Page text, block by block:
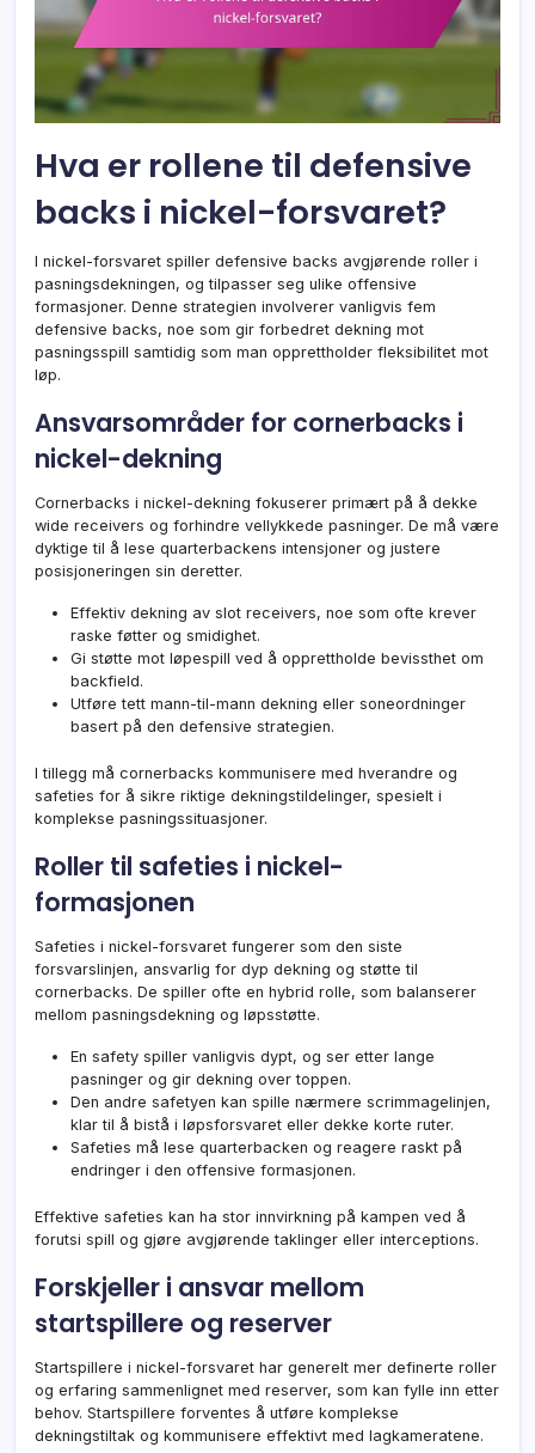
Hva er rollene til defensive
backs i nickel-forsvaret?
I nickel-forsvaret spiller defensive backs avgjørende roller i
pasningsdekningen, og tilpasser seg ulike offensive
formasjoner. Denne strategien involverer vanligvis fem
defensive backs, noe som gir forbedret dekning mot
pasningsspill samtidig som man opprettholder fleksibilitet mot
løp.
Ansvarsområder for cornerbacks i
nickel-dekning
Cornerbacks i nickel-dekning fokuserer primært på å dekke
wide receivers og forhindre vellykkede pasninger. De må være
dyktige til å lese quarterbackens intensjoner og justere
posisjoneringen sin deretter.
Effektiv dekning av slot receivers, noe som ofte krever
raske føtter og smidighet.
Gi støtte mot løpespill ved å opprettholde bevissthet om
backfield.
Utføre tett mann-til-mann dekning eller soneordninger
basert på den defensive strategien.
I tillegg må cornerbacks kommunisere med hverandre og
safeties for å sikre riktige dekningstildelinger, spesielt i
komplekse pasningssituasjoner.
Roller til safeties i nickel-
formasjonen
Safeties i nickel-forsvaret fungerer som den siste
forsvarslinjen, ansvarlig for dyp dekning og støtte til
cornerbacks. De spiller ofte en hybrid rolle, som balanserer
mellom pasningsdekning og løpsstøtte.
En safety spiller vanligvis dypt, og ser etter lange
pasninger og gir dekning over toppen.
Den andre safetyen kan spille nærmere scrimmagelinjen,
klar til å bistå i løpsforsvaret eller dekke korte ruter.
Safeties må lese quarterbacken og reagere raskt på
endringer i den offensive formasjonen.
Effektive safeties kan ha stor innvirkning på kampen ved å
forutsi spill og gjøre avgjørende taklinger eller interceptions.
Forskjeller i ansvar mellom
startspillere og reserver
Startspillere i nickel-forsvaret har generelt mer definerte roller
og erfaring sammenlignet med reserver, som kan fylle inn etter
behov. Startspillere forventes å utføre komplekse
dekningstiltak og kommunisere effektivt med lagkameratene.